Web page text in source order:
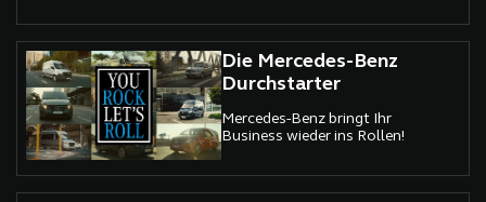
Fahrzeuge entwickeln, die
auf die speziellen
Anforderungen und
Einsatzzwecke
zugeschnitten sind“
Die Mercedes-Benz
Durchstarter
Mercedes-Benz bringt Ihr
Business wieder ins Rollen!